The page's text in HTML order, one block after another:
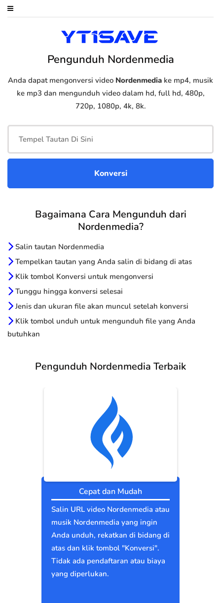
Pengunduh Nordenmedia
Anda dapat mengonversi video Nordenmedia ke mp4, musik
ke mp3 dan mengunduh video dalam hd, full hd, 480p,
720p, 1080p, 4k, 8k.
Bagaimana Cara Mengunduh dari
Nordenmedia?
Salin tautan Nordenmedia
Tempelkan tautan yang Anda salin di bidang di atas
Klik tombol Konversi untuk mengonversi
Tunggu hingga konversi selesai
Jenis dan ukuran file akan muncul setelah konversi
Klik tombol unduh untuk mengunduh file yang Anda
butuhkan
Pengunduh Nordenmedia Terbaik
Cepat dan Mudah
Salin URL video Nordenmedia atau
musik Nordenmedia yang ingin
Anda unduh, rekatkan di bidang di
atas dan klik tombol "Konversi".
Tidak ada pendaftaran atau biaya
yang diperlukan.